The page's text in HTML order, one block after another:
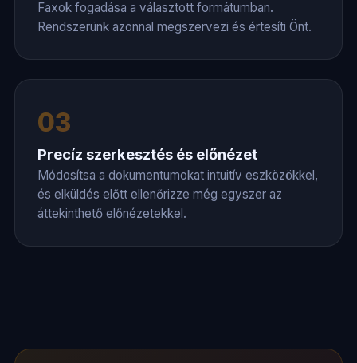
Faxok fogadása a választott formátumban.
Rendszerünk azonnal megszervezi és értesíti Önt.
03
Precíz szerkesztés és előnézet
Módosítsa a dokumentumokat intuitív eszközökkel,
és elküldés előtt ellenőrizze még egyszer az
áttekinthető előnézetekkel.